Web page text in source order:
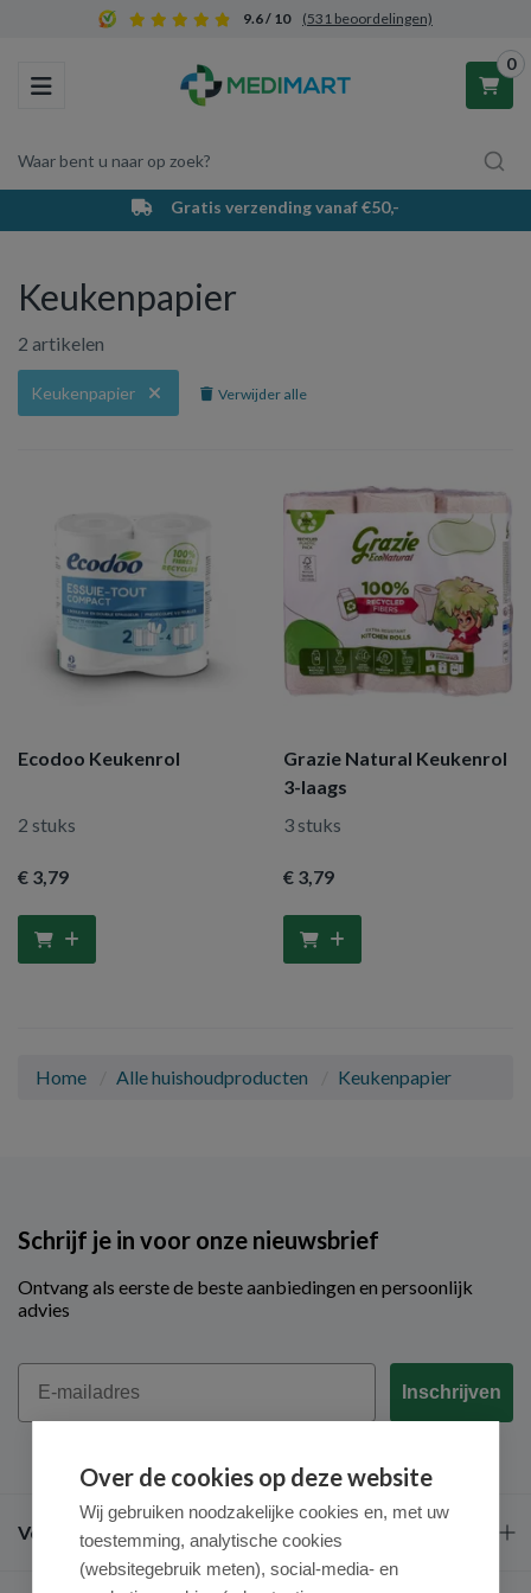
9.6 / 10 (531 beoordelingen)
Toggle navigation
Waar bent u naar op zoek?
0
Winkelwagen
Uw winkelwagen is leeg.
Gratis verzending vanaf €50,-
Keukenpapier
2 artikelen
Keukenpapier Verwijder alle
Ecodoo Keukenrol
2 stuks
€ 3,79
Grazie Natural Keukenrol
3-laags
3 stuks
€ 3,79
Home Alle huishoudproducten Keukenpapier
Schrijf je in voor onze nieuwsbrief
Ontvang als eerste de beste aanbiedingen en persoonlijk
advies
Email
Inschrijven
Veel gestelde vragen
Over de cookies op deze website
Wij gebruiken noodzakelijke cookies en, met uw
toestemming, analytische cookies
(websitegebruik meten), social-media- en